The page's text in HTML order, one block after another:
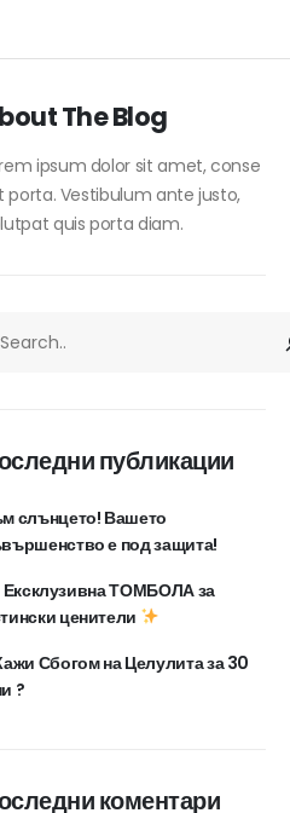
The Blog
ipsum dolor sit amet, conse
porta. Vestibulum ante justo,
quis porta diam.
публикации
слънцето! Вашето
е под защита!
Ексклузивна ТОМБОЛА за
ценители
Сбогом на Целулита за 30
?
коментари